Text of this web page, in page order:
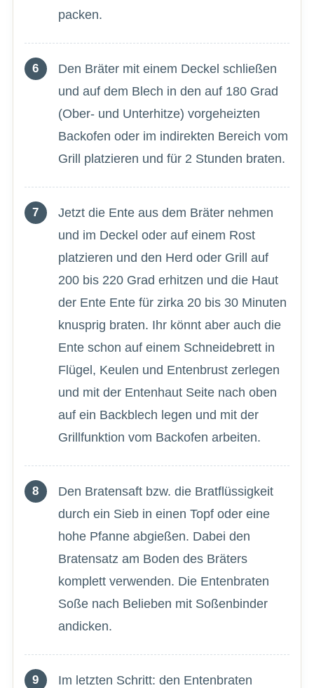
packen.
Den Bräter mit einem Deckel schließen
und auf dem Blech in den auf 180 Grad
(Ober- und Unterhitze) vorgeheizten
Backofen oder im indirekten Bereich vom
Grill platzieren und für 2 Stunden braten.
Jetzt die Ente aus dem Bräter nehmen
und im Deckel oder auf einem Rost
platzieren und den Herd oder Grill auf
200 bis 220 Grad erhitzen und die Haut
der Ente Ente für zirka 20 bis 30 Minuten
knusprig braten. Ihr könnt aber auch die
Ente schon auf einem Schneidebrett in
Flügel, Keulen und Entenbrust zerlegen
und mit der Entenhaut Seite nach oben
auf ein Backblech legen und mit der
Grillfunktion vom Backofen arbeiten.
Den Bratensaft bzw. die Bratflüssigkeit
durch ein Sieb in einen Topf oder eine
hohe Pfanne abgießen. Dabei den
Bratensatz am Boden des Bräters
komplett verwenden. Die Entenbraten
Soße nach Belieben mit Soßenbinder
andicken.
Im letzten Schritt: den Entenbraten